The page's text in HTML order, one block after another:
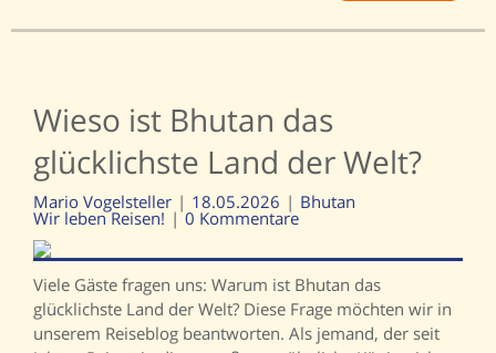
Wieso ist Bhutan das
glücklichste Land der Welt?
Mario Vogelsteller 18.05.2026 Bhutan
Wir leben Reisen! 0 Kommentare
Viele Gäste fragen uns: Warum ist Bhutan das
glücklichste Land der Welt? Diese Frage möchten wir in
unserem Reiseblog beantworten. Als jemand, der seit